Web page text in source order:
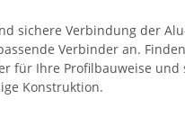
sichere Verbindung der
Verbinder an.
für Ihre Profilbauweise und
Konstruktion.